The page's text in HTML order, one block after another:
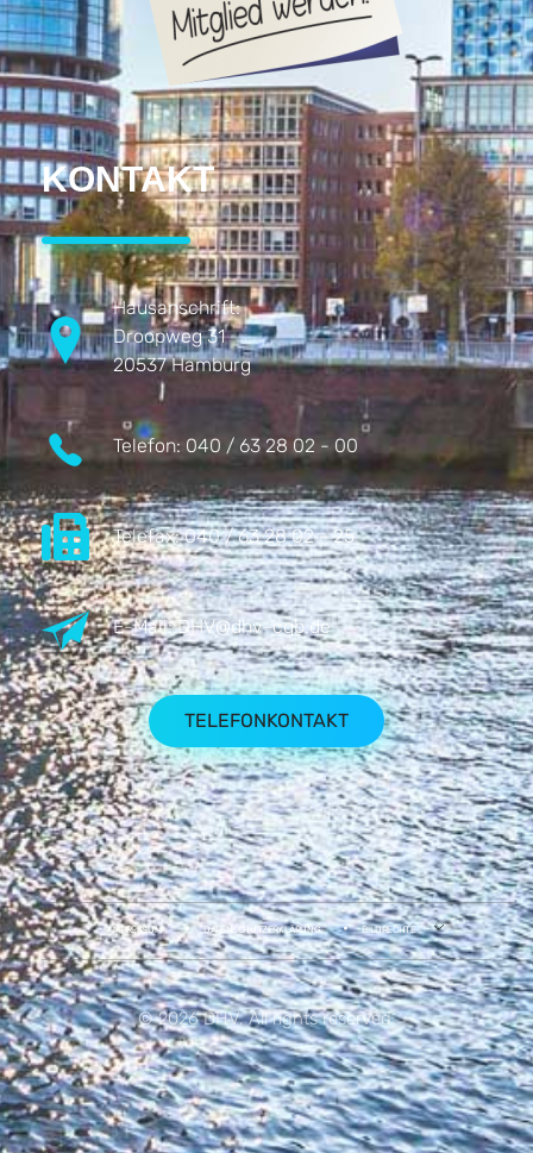
KONTAKT
Hausanschrift:
Droopweg 31
20537 Hamburg
Telefon: 040 / 63 28 02 - 00
Telefax:040 / 63 28 02 - 25
E-Mail:DHV@dhv-cgb.de
TELEFONKONTAKT
IMPRESSUM DATENSCHUTZERKLÄRUNG BILDRECHTE
© 2026 DHV. All rights reserved.